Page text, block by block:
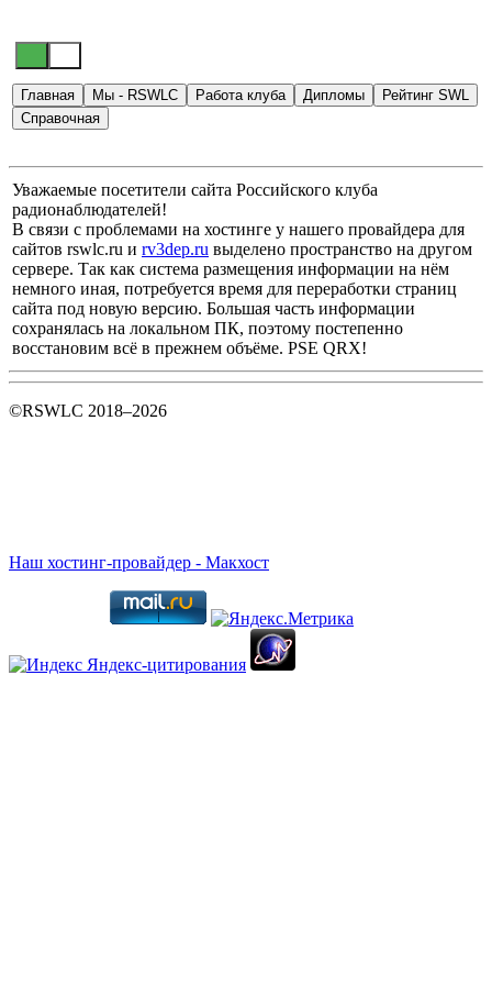
Главная Мы - RSWLC Работа клуба Дипломы
Рейтинг SWL
Справочная
Уважаемые посетители сайта Российского клуба
радионаблюдателей!
В связи с проблемами на хостинге у нашего провайдера для
сайтов rswlc.ru и rv3dep.ru выделено пространство на другом
сервере. Так как система размещения информации на нём
немного иная, потребуется время для переработки страниц
сайта под новую версию. Большая часть информации
сохранялась на локальном ПК, поэтому постепенно
восстановим всё в прежнем объёме. PSE QRX!
©RSWLC 2018–2026
Наш хостинг-провайдер - Макхост